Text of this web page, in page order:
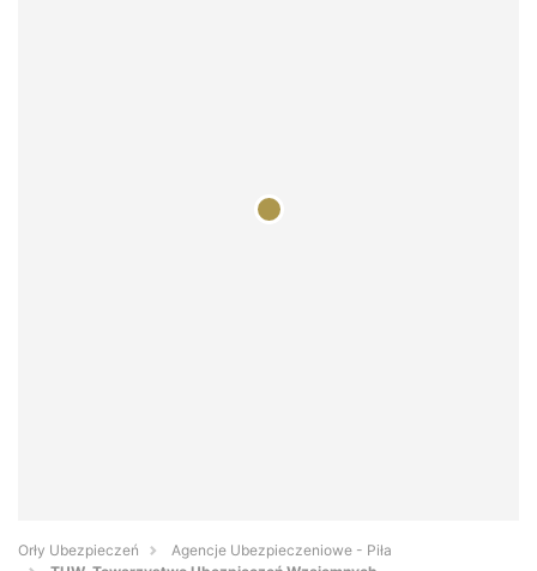
Orły Ubezpieczeń
Agencje Ubezpieczeniowe - Piła